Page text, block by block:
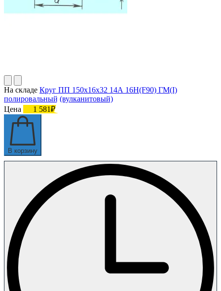
На складе Круг ПП 150х16х32 14А 16Н(F90) ГМ(I)
полировальный (вулканитовый)
Цена
1 581₽
В корзину